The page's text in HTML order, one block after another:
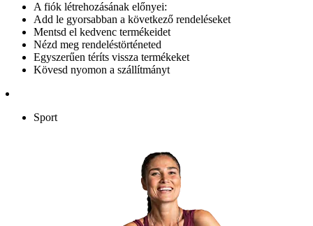
A fiók létrehozásának előnyei:
Add le gyorsabban a következő rendeléseket
Mentsd el kedvenc termékeidet
Nézd meg rendeléstörténeted
Egyszerűen téríts vissza termékeket
Kövesd nyomon a szállítmányt
Sport